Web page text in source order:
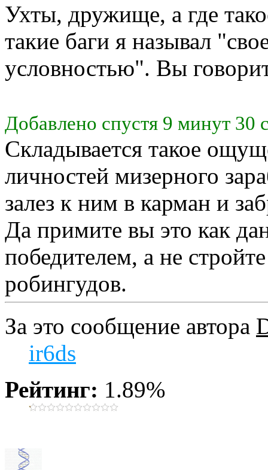
Ухты, дружище, а где
такие баги я называл
условностью". Вы
Добавлено спустя 9 минут 30
Складывается такое
личностей мизерного
залез к ним в карман и
Да примите вы это как
победителем, а не
робингудов.
За это сообщение автора
ir6ds
Рейтинг: 1.89%